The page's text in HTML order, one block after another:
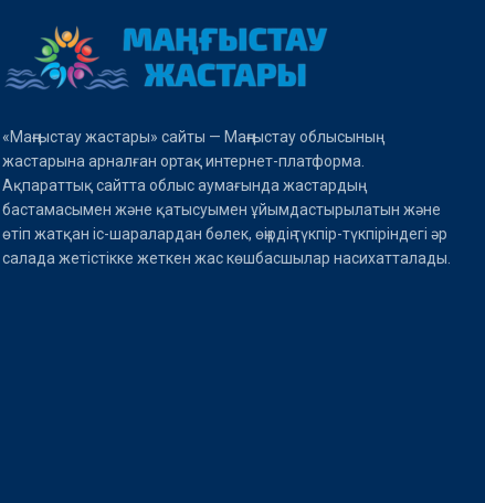
«Маңғыстау жастары» сайты — Маңғыстау облысының
жастарына арналған ортақ интернет-платформа.
Ақпараттық сайтта облыс аумағында жастардың
бастамасымен және қатысуымен ұйымдастырылатын және
өтіп жатқан іс-шаралардан бөлек, өңірдің түкпір-түкпіріндегі әр
салада жетістікке жеткен жас көшбасшылар насихатталады.